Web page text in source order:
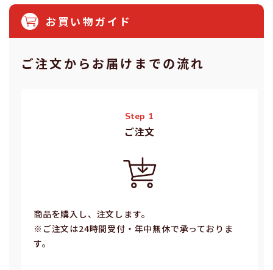
お買い物ガイド
ご注⽂からお届けまでの流れ
Step 1
ご注⽂
商品を購入し、注文します。
※ご注⽂は24時間受付・年中無休で承っておりま
す。